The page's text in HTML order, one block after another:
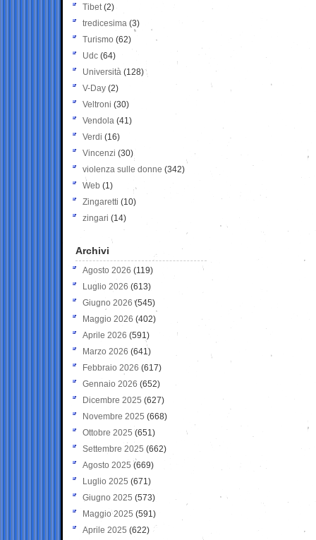
Tibet(2)
tredicesima (3)
Turismo (62)
Udc (64)
Università (128)
V-Day (2)
Veltroni (30)
Vendola (41)
Verdi (16)
Vincenzi (30)
violenza sulle donne (342)
Web (1)
Zingaretti (10)
zingari (14)
Archivi
Agosto 2026 (119)
Luglio 2026 (613)
Giugno 2026 (545)
Maggio 2026 (402)
Aprile 2026 (591)
Marzo 2026 (641)
Febbraio 2026 (617)
Gennaio 2026 (652)
Dicembre 2025 (627)
Novembre 2025 (668)
Ottobre 2025 (651)
Settembre 2025 (662)
Agosto 2025 (669)
Luglio 2025 (671)
Giugno 2025 (573)
Maggio 2025 (591)
Aprile 2025 (622)